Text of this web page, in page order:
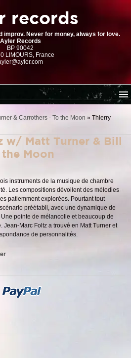
records
improv. Never for money, always for love.
Ayler Records
BP 90042
LIMOURS, France
& Carrothers - To the Moon » Thierry
w/ Matt Turner & Bill
Moon
instruments de la musique de chambre
Les compositions dévoilent des mélodies
patiemment explorées. Pourtant tout
préétabli, avec une dynamique de
pointe de mélancolie et beaucoup de
Jean-Marc Foltz a trouvé en Matt Turner et
de personnalités.